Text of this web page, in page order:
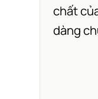
chất
dàng